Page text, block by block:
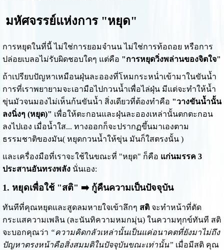
มหัศจรรย์แห่งการ "หยุด"
การหยุดในที่นี้ ไม่ใช่การยอมจำนน ไม่ใช่การท้อถอย หรือการ
ปล่อยเบลอไม่รับผิดชอบใดๆ แต่คือ "การหยุดวิ่งพล่านของจิตใจ"
ถ้าเปรียบปัญหาเหมือนฝุ่นละอองที่โหมกระหน่ำเข้ามาในขันน้ำ
การที่เราพยายามจะเอามือไปกวนน้ำเพื่อไล่ฝุ่น มีแต่จะทำให้น้ำ
ขุ่นมัวจนมองไม่เห็นก้นขันน้ำ สิ่งเดียวที่ต้องทำคือ "วางขันน้ำนั้น
ลงนิ่งๆ (หยุด)" เพื่อให้ตะกอนและฝุ่นละอองเหล่านั้นตกตะกอน
ลงไปเอง เมื่อน้ำใส... ทางออกก็จะปรากฏขึ้นมาเองตาม
ธรรมชาติของมัน( หยุดกวนน้ำให้ขุ่น มันก็ใสตรงนั้น )
และเครื่องมือที่เราจะใช้ในขณะที่ "หยุด" ก็คือ แก่นมรรค 3
ประสานอันทรงพลังนั่นเอง:
1. หยุดเพื่อใช้ "สติ" ➡️ กู้คืนความเป็นปัจจุบัน
ทันทีที่คุณหยุดและสูดลมหายใจเข้าลึกๆ สติจะทำหน้าที่ตัด
กระแสความเพลิน (ละนันทิความหมกมุ่น) ในความทุกข์ทันที สติ
จะบอกคุณว่า “ความคิดกลัวเหล่านั้นเป็นแค่อนาคตที่ยังมาไม่ถึง
ปัญหาตรงหน้าคือสิ่งสมมติในปัจจุบันขณะเท่านั้น” เมื่อมีสติ คุณ